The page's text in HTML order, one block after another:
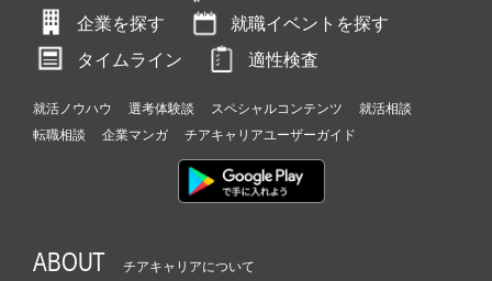
企業を探す
就職イベントを探す
タイムライン
適性検査
就活ノウハウ 選考体験談 スペシャルコンテンツ
就活相談
転職相談
企業マンガ チアキャリアユーザーガイド
ABOUT チアキャリアについて